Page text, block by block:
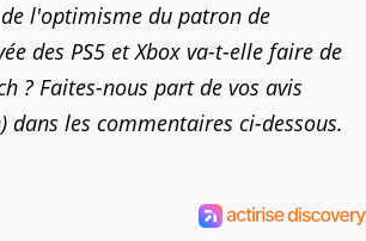
de l'optimisme du patron de
des PS5 et Xbox va-t-elle faire de
? Faites-nous part de vos avis
dans les commentaires ci-dessous.